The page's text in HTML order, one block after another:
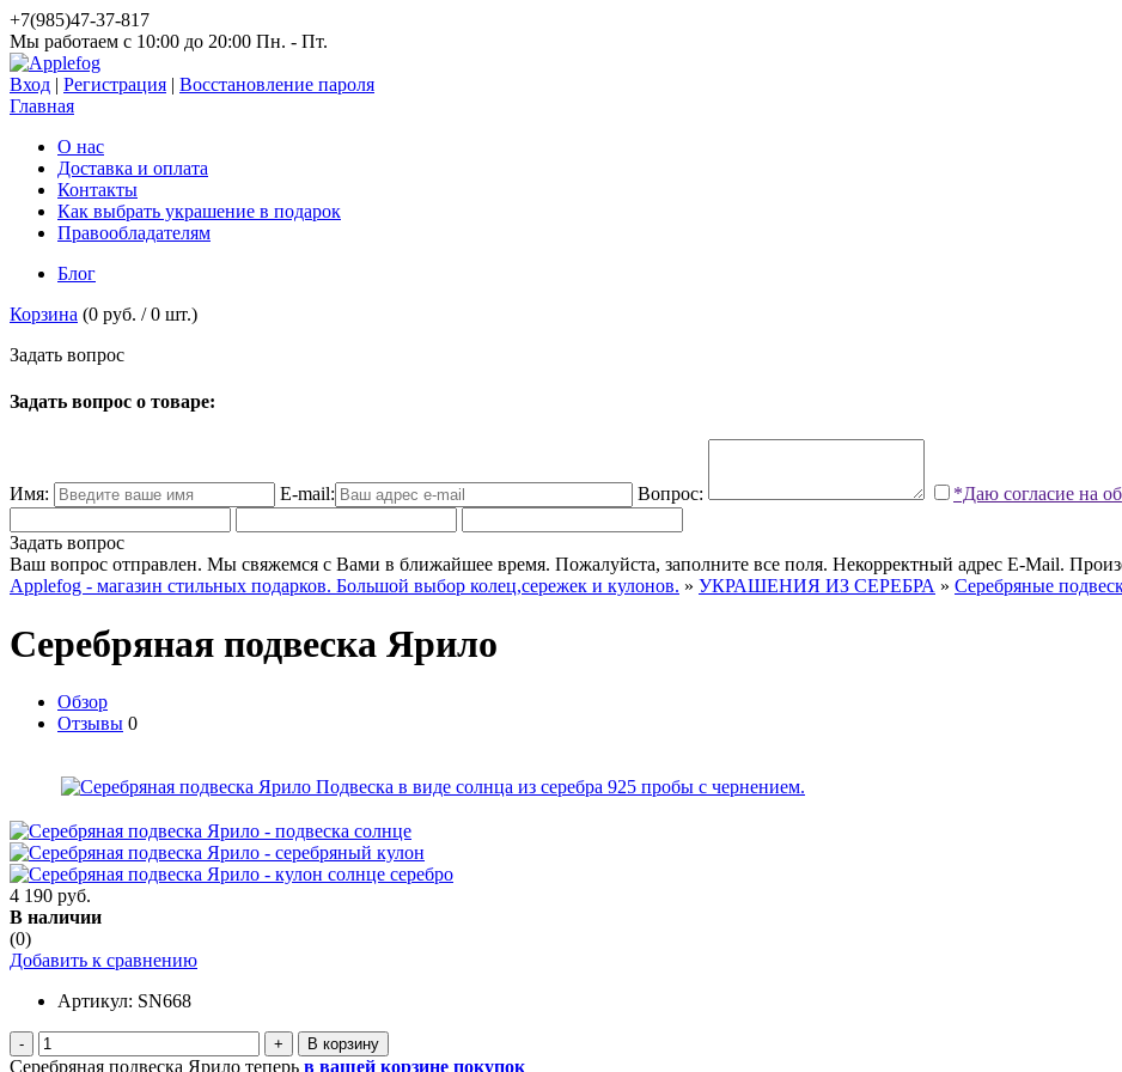
+7(985)47-37-817
Мы работаем c 10:00 до 20:00 Пн. - Пт.
Вход | Регистрация | Восстановление пароля
Главная
О нас
Доставка и оплата
Контакты
Как выбрать украшение в подарок
Правообладателям
Блог
Корзина (0 руб. /0 шт.)
Задать вопрос
Задать вопрос о товаре:
Имя: E-mail: Вопрос: *Даю согласие на
Задать вопрос
Ваш вопрос отправлен. Мы свяжемся с Вами в ближайшее время. Пожалуйста, заполните все поля. Некорректный адрес E-Mail.
Applefog - магазин стильных подарков. Большой выбор колец,сережек и кулонов. » УКРАШЕНИЯ ИЗ СЕРЕБРА » Серебряные
Серебряная подвеска Ярило
Обзор
Отзывы 0
4 190 руб.
В наличии
(0)
Добавить к сравнению
Артикул: SN668
- +
Серебряная подвеска Ярило теперь в вашей корзине покупок